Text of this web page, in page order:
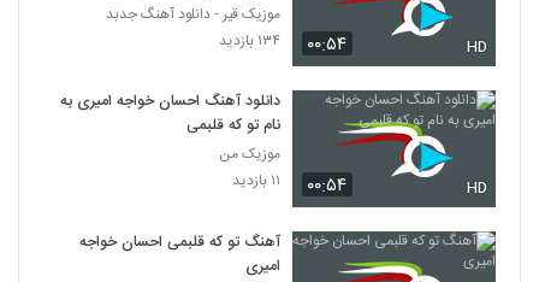
۰۰:۵۴ HD
موزیک قیر - دانلود آهنگ جدبد
۱۳۴ بازدید
۰۰:۵۴ HD
دانلود آهنگ احسان خواجه امیری به
نام تو که قلبمی
موزیک من
۱۱ بازدید
آهنگ تو که قلبمی احسان خواجه
امیری